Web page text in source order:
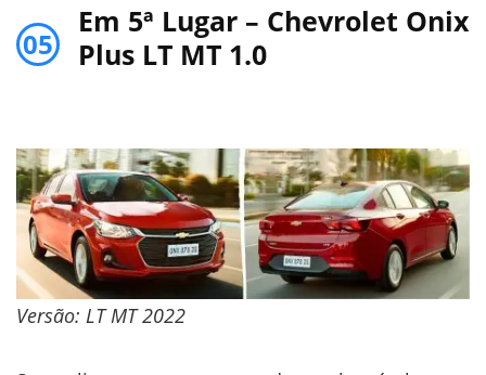
05
Em 5ª Lugar – Chevrolet Onix
Plus LT MT 1.0
Versão: LT MT 2022